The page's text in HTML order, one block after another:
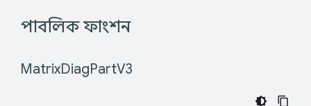
পাবলিক ফাংশন
MatrixDiagPartV3